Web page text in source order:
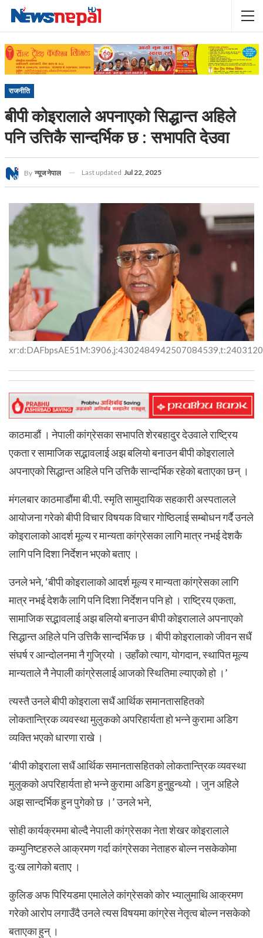
राजनीति
बीपी कोइरालाले अपनाएको सिद्धान्त अहिले
पनि उत्तिकै सान्दर्भिक छ : सभापति देउवा
By न्यूज नेपाल Last updated Jul 22, 2025
काठमाडौं । नेपाली कांग्रेसका सभापति शेरबहादुर देउवाले राष्ट्रिय
एकता र सामाजिक सद्भावलाई अझ बलियो बनाउन बीपी कोइरालाले
अपनाएको सिद्धान्त अहिले पनि उत्तिकै सान्दर्भिक रहेको बताएका छन् ।
मंगलबार काठमाडौंमा बी.पी. स्मृति सामुदायिक सहकारी अस्पतालले
आयोजना गरेको बीपी विचार विषयक विचार गोष्ठिलाई सम्बोधन गर्दै उनले
कोइरालाको आदर्श मूल्य र मान्यता कांग्रेसका लागि मात्र नभई देशकै
लागि पनि दिशा निर्देशन भएको बताए ।
उनले भने, ‘बीपी कोइरालाको आदर्श मूल्य र मान्यता कांग्रेसका लागि
मात्र नभई देशकै लागि पनि दिशा निर्देशन पनि हो । राष्ट्रिय एकता,
सामाजिक सद्भावलाई अझ बलियो बनाउन बीपी कोइरालाले अपनाएको
सिद्धान्त अहिले पनि उत्तिकै सान्दर्भिक छ । बीपी कोइरालाको जीवन सधैं
संघर्ष र आन्दोलनमा नै गुज्रियो । उहाँको त्याग, योगदान, स्थापित मूल्य
मान्यताले नै नेपाली कांग्रेसलाई आजको स्थितिमा ल्याएको हो ।’
त्यस्तै उनले बीपी कोइराला सधैं आर्थिक समानतासहितको
लोकतान्त्रिक व्यवस्था मुलुकको अपरिहार्यता हो भन्ने कुरामा अडिग
व्यक्ति भएको धारणा राखे ।
‘बीपी कोइराला सधैं आर्थिक समानतासहितको लोकतान्त्रिक व्यवस्था
मुलुकको अपरिहार्यता हो भन्ने कुरामा अडिग हुनुहुन्थ्यो । जुन अहिले
अझ सान्दर्भिक हुन पुगेको छ ।’ उनले भने,
सोही कार्यक्रममा बोल्दै नेपाली कांग्रेसका नेता शेखर कोइरालाले
कम्युनिष्टहरुले आक्रमण गर्दा कांग्रेसका नेताहरु बोल्न नसकेकोमा
दुःख लागेको बताए ।
कुलिङ अफ पिरियडमा एमालेले कांग्रेसको कोर भ्यालुमाथि आक्रमण
गरेको आरोप लगाउँदै उनले त्यस विषयमा कांग्रेस नेतृत्व बोल्न नसकेको
बताएका हुन् ।